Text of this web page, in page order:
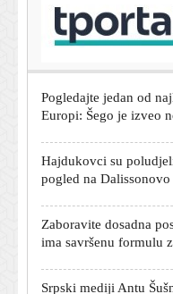
Mario Carević nije
dužni, a sami sebi smo
Europi: Šego je izveo
Hajdukovci su
pogled na
Zaboravite dosadna
ima savršenu formulu
Srpski mediji Antu